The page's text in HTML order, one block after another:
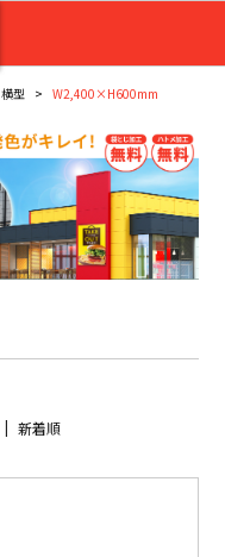
横型 W2,400×H600mm
新着順